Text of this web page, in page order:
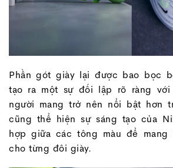
Phần gót giày lại được bao bọc
tạo ra một sự đối lập rõ ràng
người mang trở nên nổi bật hơn
cũng thể hiện sự sáng tạo của
hợp giữa các tông màu để
cho từng đôi giày.